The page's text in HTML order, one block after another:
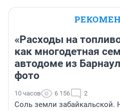
«Расходы на
как многодетная
автодоме из
фото
10 часов 6 156 2
Соль земли забайкальской.